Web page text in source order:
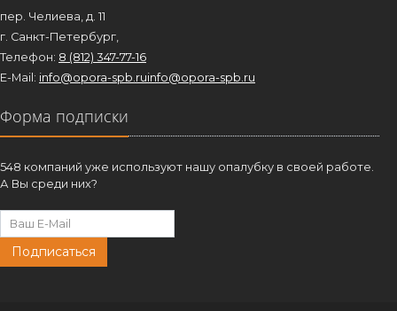
пер. Челиева, д. 11
г. Санкт-Петербург,
Телефон: 8 (812) 347-77-16
E-Mail: info@opora-spb.ruinfo@opora-spb.ru
Форма подписки
548 компаний уже используют нашу опалубку в своей работе.
А Вы среди них?
Подписаться